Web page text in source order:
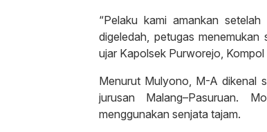
“Pelaku kami amankan
digeledah, petugas
ujar Kapolsek Purworejo,
Menurut Mulyono, M-A dikenal
jurusan Malang–Pasuruan.
menggunakan senjata tajam.